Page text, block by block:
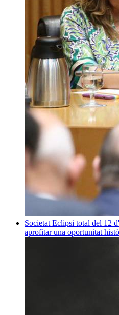
Societat Eclipsi total del 12
aprofitar una oportunitat